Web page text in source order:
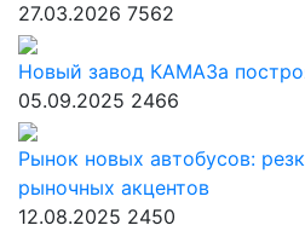
27.03.2026 7562
Новый завод КАМАЗа
05.09.2025 2466
Рынок новых автобусов:
рыночных акцентов
12.08.2025 2450